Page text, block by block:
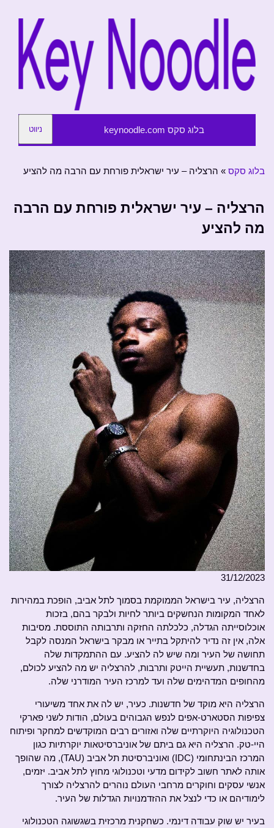
בלוג סקס keynoodle.com ניווט
בלוג סקס » הרצליה – עיר ישראלית פורחת עם הרבה מה להציע
הרצליה – עיר ישראלית פורחת עם הרבה
מה להציע
31/12/2023
הרצליה, עיר בישראל הממוקמת בסמוך לתל אביב, הופכת במהירות
לאחד המקומות הנחשקים ביותר לחיות ולבקר בהם, בזכות
אוכלוסייתה הגדלה, כלכלתה החזקה ותרבותה התוססת. מסיבות
אלה, אין זה נדיר להיתקל בתייר או מבקר בישראל המנסה לקבל
תחושה של העיר ומה שיש לה להציע. עם ההתמקדות שלה
בחדשנות, תעשיית הייטק ותרבות, להרצליה יש מה להציע לכולם,
מהחופים המדהימים שלה ועד למרכז העיר המודרני שלה.
הרצליה היא מוקד של חדשנות. כעיר, יש לה את אחד משיעורי
צפיפות הסטארט-אפים לנפש הגבוהים בעולם, הודות לשני פארקי
הטכנולוגיה היוקרתיים שלה ואזורים רבים המוקדשים למחקר ופיתוח
היי-טק. הרצליה היא גם ביתם של אוניברסיטאות יוקרתיות כגון
המרכז הבינתחומי (IDC) ואוניברסיטת תל אביב (TAU), מה שהופך
אותה לאתר חשוב לקידום מדעי וטכנולוגי מחוץ לתל אביב. יזמים,
אנשי עסקים וחוקרים מרחבי העולם נוהרים להרצליה לצורך
לימודיהם או כדי לנצל את ההזדמנויות הגדלות של העיר.
בעיר יש שוק עבודה דינמי. כשחקנית מרכזית בשגשוגה הטכנולוגי